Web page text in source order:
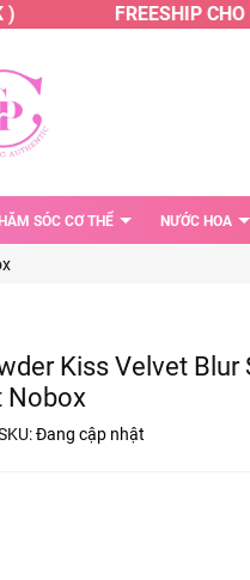
FREESHIP CHO
SÓC CƠ THỂ NƯỚC HOA
Kiss Velvet Blur
Nobox
Đang cập nhật